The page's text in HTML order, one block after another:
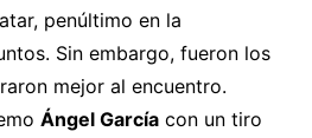
penúltimo en la
Sin embargo, fueron los
mejor al encuentro.
Ángel Garcíacon un tiro